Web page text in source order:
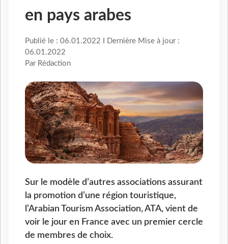
en pays arabes
Publié le : 06.01.2022 I Dernière Mise à jour :
06.01.2022
Par Rédaction
Sur le modèle d’autres associations assurant
la promotion d’une région touristique,
l’Arabian Tourism Association, ATA, vient de
voir le jour en France avec un premier cercle
de membres de choix.